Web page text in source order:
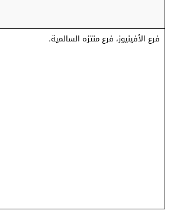
فرع الأفينيوز، فرع منتزه السالمية.